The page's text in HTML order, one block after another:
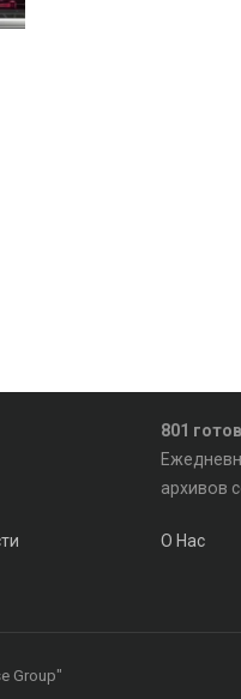
801
архивов
О Нас
Group"